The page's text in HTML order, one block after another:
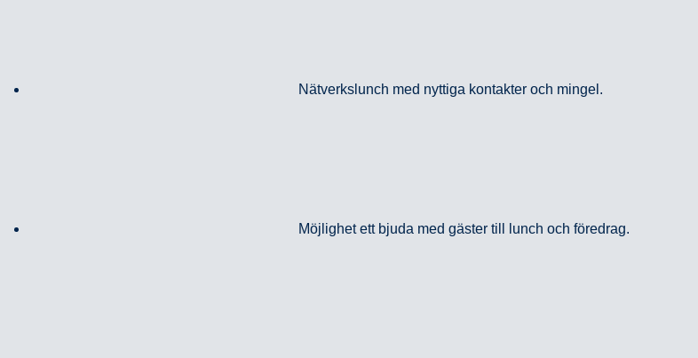
Nätverkslunch med nyttiga kontakter och mingel.
Möjlighet ett bjuda med gäster till lunch och föredrag.